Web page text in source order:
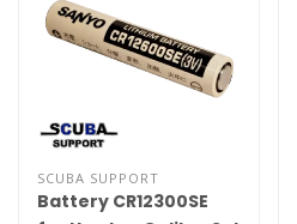
SCUBA SUPPORT
Battery CR12300SE